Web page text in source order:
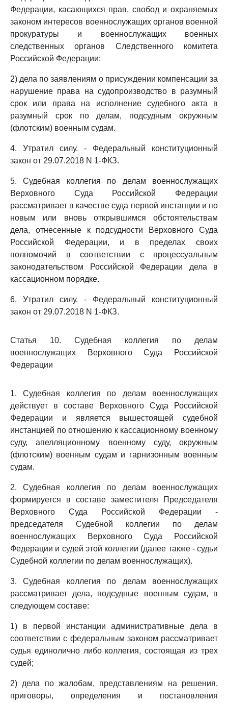
Федерации, касающихся прав, свобод и охраняемых
законом интересов военнослужащих органов военной
прокуратуры и военнослужащих военных
следственных органов Следственного комитета
Российской Федерации;
2) дела по заявлениям о присуждении компенсации за
нарушение права на судопроизводство в разумный
срок или права на исполнение судебного акта в
разумный срок по делам, подсудным окружным
(флотским) военным судам.
4. Утратил силу. - Федеральный конституционный
закон от 29.07.2018 N 1-ФКЗ.
5. Судебная коллегия по делам военнослужащих
Верховного Суда Российской Федерации
рассматривает в качестве суда первой инстанции и по
новым или вновь открывшимся обстоятельствам
дела, отнесенные к подсудности Верховного Суда
Российской Федерации, и в пределах своих
полномочий в соответствии с процессуальным
законодательством Российской Федерации дела в
кассационном порядке.
6. Утратил силу. - Федеральный конституционный
закон от 29.07.2018 N 1-ФКЗ.
Статья 10. Судебная коллегия по делам
военнослужащих Верховного Суда Российской
Федерации
1. Судебная коллегия по делам военнослужащих
действует в составе Верховного Суда Российской
Федерации и является вышестоящей судебной
инстанцией по отношению к кассационному военному
суду, апелляционному военному суду, окружным
(флотским) военным судам и гарнизонным военным
судам.
2. Судебная коллегия по делам военнослужащих
формируется в составе заместителя Председателя
Верховного Суда Российской Федерации -
председателя Судебной коллегии по делам
военнослужащих Верховного Суда Российской
Федерации и судей этой коллегии (далее также - судьи
Судебной коллегии по делам военнослужащих).
3. Судебная коллегия по делам военнослужащих
рассматривает дела, подсудные военным судам, в
следующем составе:
1) в первой инстанции административные дела в
соответствии с федеральным законом рассматривает
судья единолично либо коллегия, состоящая из трех
судей;
2) дела по жалобам, представлениям на решения,
приговоры, определения и постановления